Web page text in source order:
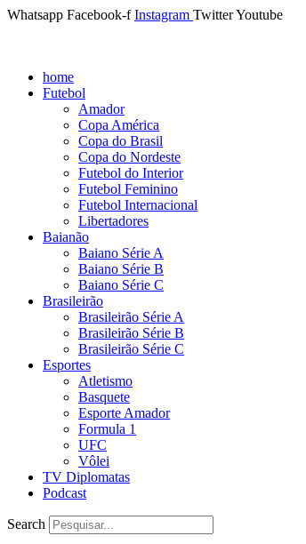
Whatsapp Facebook-f Instagram TwitterYoutube
home
Futebol
Amador
Copa América
Copa do Brasil
Copa do Nordeste
Futebol do Interior
Futebol Feminino
Futebol Internacional
Libertadores
Baianão
Baiano Série A
Baiano Série B
Baiano Série C
Brasileirão
Brasileirão Série A
Brasileirão Série B
Brasileirão Série C
Esportes
Atletismo
Basquete
Esporte Amador
Formula 1
UFC
Vôlei
TV Diplomatas
Podcast
Search